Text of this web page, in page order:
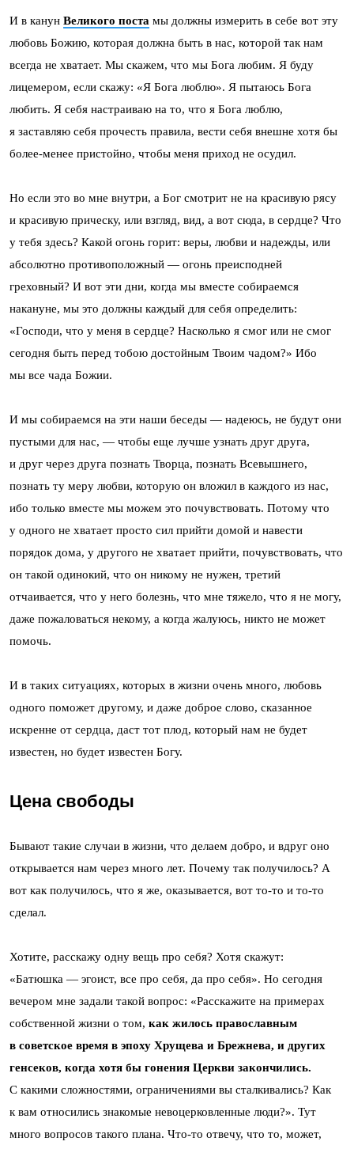
И в канун Великого поста мы должны измерить в себе вот эту
любовь Божию, которая должна быть в нас, которой так нам
всегда не хватает. Мы скажем, что мы Бога любим. Я буду
лицемером, если скажу: «Я Бога люблю». Я пытаюсь Бога
любить. Я себя настраиваю на то, что я Бога люблю,
я заставляю себя прочесть правила, вести себя внешне хотя бы
более-менее пристойно, чтобы меня приход не осудил.
Но если это во мне внутри, а Бог смотрит не на красивую рясу
и красивую прическу, или взгляд, вид, а вот сюда, в сердце? Что
у тебя здесь? Какой огонь горит: веры, любви и надежды, или
абсолютно противоположный — огонь преисподней
греховный? И вот эти дни, когда мы вместе собираемся
накануне, мы это должны каждый для себя определить:
«Господи, что у меня в сердце? Насколько я смог или не смог
сегодня быть перед тобою достойным Твоим чадом?» Ибо
мы все чада Божии.
И мы собираемся на эти наши беседы — надеюсь, не будут они
пустыми для нас, — чтобы еще лучше узнать друг друга,
и друг через друга познать Творца, познать Всевышнего,
познать ту меру любви, которую он вложил в каждого из нас,
ибо только вместе мы можем это почувствовать. Потому что
у одного не хватает просто сил прийти домой и навести
порядок дома, у другого не хватает прийти, почувствовать, что
он такой одинокий, что он никому не нужен, третий
отчаивается, что у него болезнь, что мне тяжело, что я не могу,
даже пожаловаться некому, а когда жалуюсь, никто не может
помочь.
И в таких ситуациях, которых в жизни очень много, любовь
одного поможет другому, и даже доброе слово, сказанное
искренне от сердца, даст тот плод, который нам не будет
известен, но будет известен Богу.
Цена свободы
Бывают такие случаи в жизни, что делаем добро, и вдруг оно
открывается нам через много лет. Почему так получилось? А
вот как получилось, что я же, оказывается, вот то-то и то-то
сделал.
Хотите, расскажу одну вещь про себя? Хотя скажут:
«Батюшка — эгоист, все про себя, да про себя». Но сегодня
вечером мне задали такой вопрос: «Расскажите на примерах
собственной жизни о том, как жилось православным
в советское время в эпоху Хрущева и Брежнева, и других
генсеков, когда хотя бы гонения Церкви закончились.
С какими сложностями, ограничениями вы сталкивались? Как
к вам относились знакомые невоцерковленные люди?». Тут
много вопросов такого плана. Что-то отвечу, что то, может,